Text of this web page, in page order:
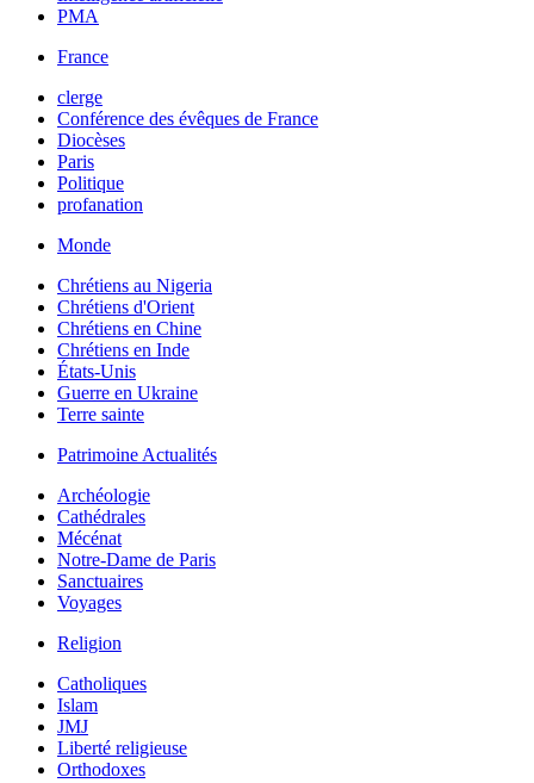
PMA
France
clerge
Conférence des évêques de France
Diocèses
Paris
Politique
profanation
Monde
Chrétiens au Nigeria
Chrétiens d'Orient
Chrétiens en Chine
Chrétiens en Inde
États-Unis
Guerre en Ukraine
Terre sainte
Patrimoine Actualités
Archéologie
Cathédrales
Mécénat
Notre-Dame de Paris
Sanctuaires
Voyages
Religion
Catholiques
Islam
JMJ
Liberté religieuse
Orthodoxes